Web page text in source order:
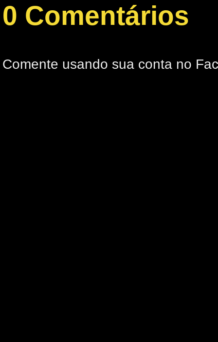
0 Comentários
Comente usando sua conta no